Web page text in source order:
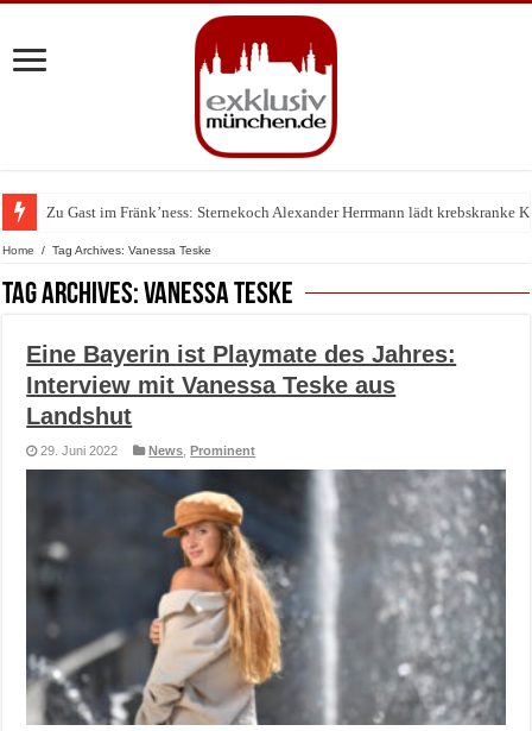
Zu Gast im Fränk’ness: Sternekoch Alexander Herrmann lädt krebskranke
Warum München gerade zum Treffpunkt der Lingerie-Branche wurde
Home / Tag Archives: Vanessa Teske
Tag Archives:Vanessa Teske
Eine Bayerin ist Playmate des Jahres:
Interview mit Vanessa Teske aus
Landshut
29. Juni 2022 News ,Prominent